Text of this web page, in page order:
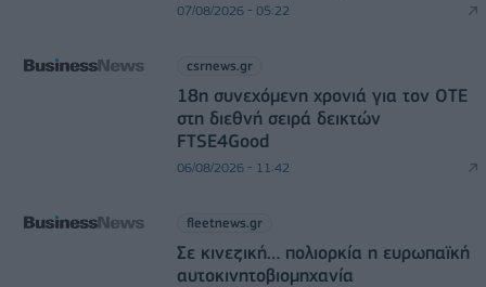
07/08/2026 - 05:22
csrnews.gr
18η συνεχόμενη χρονιά για τον ΟΤΕ
στη διεθνή σειρά δεικτών
FTSE4Good
06/08/2026 - 11:42
fleetnews.gr
Σε κινεζική… πολιορκία η ευρωπαϊκή
αυτοκινητοβιομηχανία